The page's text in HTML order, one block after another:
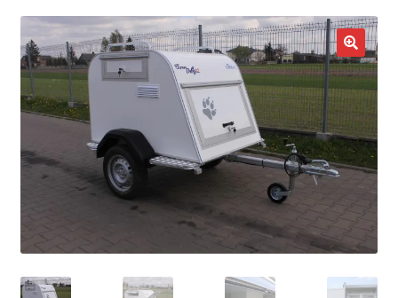
Nowości
Promocje
Kontakt
🔍